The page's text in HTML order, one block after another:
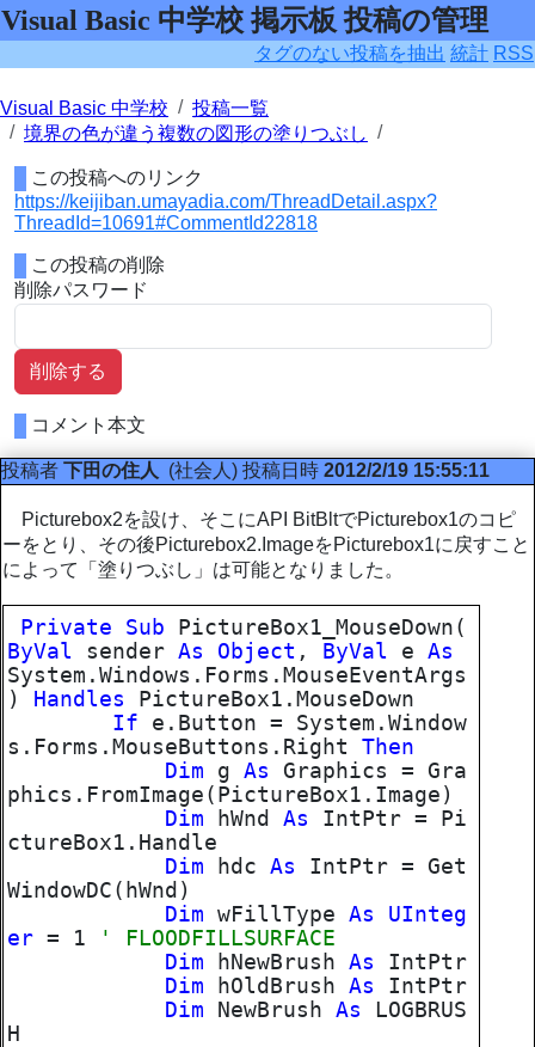
Visual Basic 中学校 掲示板 投稿の管理
タグのない投稿を抽出 統計 RSS
Visual Basic 中学校
投稿一覧
境界の色が違う複数の図形の塗りつぶし
この投稿へのリンク
https://keijiban.umayadia.com/ThreadDetail.aspx?
ThreadId=10691#CommentId22818
この投稿の削除
削除パスワード
削除する
コメント本文
投稿者 下田の住人 (社会人) 投稿日時 2012/2/19 15:55:11
Picturebox2を設け、そこにAPI BitBltでPicturebox1のコピ
ーをとり、その後Picturebox2.ImageをPicturebox1に戻すこと
によって「塗りつぶし」は可能となりました。
Private Sub PictureBox1_MouseDown(
ByVal senderAs Object , ByVal eAs
System.Windows.Forms.MouseEventArgs
)
Handles
PictureBox1.MouseDown
If e.Button = System.Window
s.Forms.MouseButtons.RightThen
Dim gAs
Graphics = Gra
phics.FromImage(PictureBox1.Image)
Dim hWndAs
IntPtr = Pi
ctureBox1.Handle
Dim hdcAs
IntPtr = Get
WindowDC(hWnd)
Dim wFillTypeAs
UInteg
er = 1
' FLOODFILLSURFACE
Dim hNewBrushAs
IntPtr
Dim hOldBrushAs
IntPtr
Dim NewBrushAs
LOGBRUS
H